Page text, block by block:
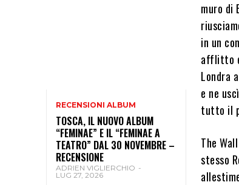
RECENSIONI ALBUM
TOSCA, IL NUOVO ALBUM
“FEMINAE” E IL “FEMINAE A
TEATRO” DAL 30 NOVEMBRE –
RECENSIONE
ADRIEN VIGLIERCHIO -
LUG 27, 2026
muro di
in un
afflitto
Londra
e ne
tutto il
The
stesso